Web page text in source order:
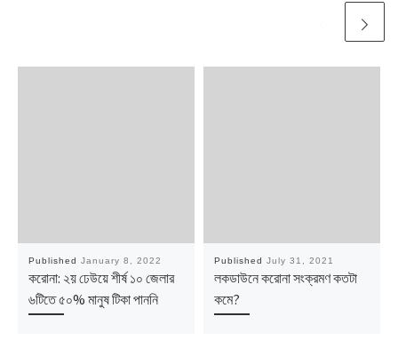
Published January 8, 2022
করোনা: ২য় ঢেউয়ে শীর্ষ ১০ জেলার
৬টিতে ৫০% মানুষ টিকা পাননি
Published July 31, 2021
লকডাউনে করোনা সংক্রমণ কতটা
কমে?